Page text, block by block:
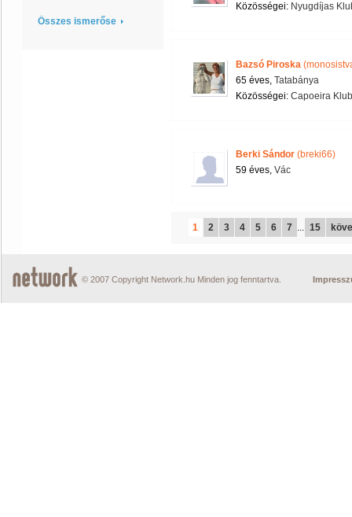
Összes ismerőse
Közösségei: Nyugdíjas
Bazsó Piroska
65 éves, Tatabánya
Közösségei: Capoeira Klub
Berki Sándor (breki66)
59 éves, Vác
1 2 3 4 5 6 7 ... 15
© 2007 Copyright Network.hu Minden jog fenntartva.